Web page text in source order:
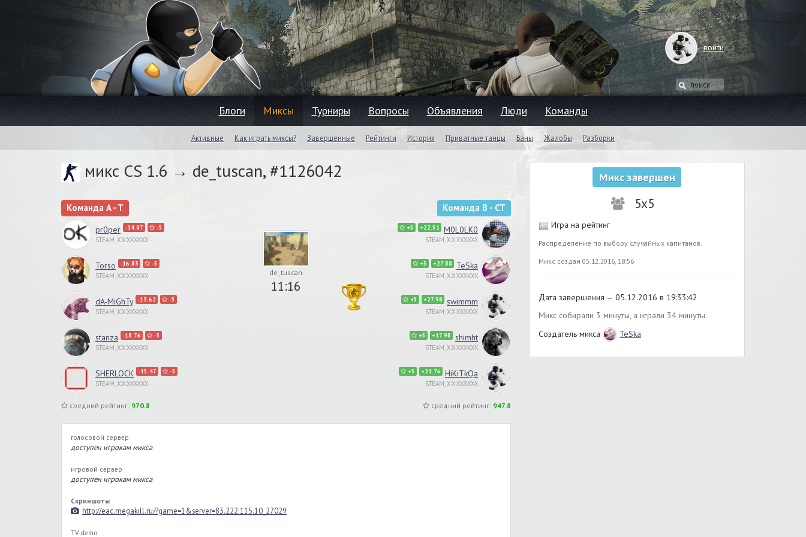
войти
Блоги Миксы Турниры Вопросы Объявления Люди Команды
Активные Как играть миксы? Завершенные Рейтинги История Приватные танцы Баны Жалобы Разборки
микс CS 1.6 → de_tuscan, #1126042
Команда A - T
pr0per -14.07 -5
STEAM_X:X:XXXXXX
Torso -16.83 -5
STEAM_X:X:XXXXXX
dA-MiGhTy -13.62 -5
STEAM_X:X:XXXXXX
stanza -18.76 -5
STEAM_X:X:XXXXXX
SHERLOCK -15.47 -5
STEAM_X:X:XXXXXX
средний рейтинг: 970.8
de_tuscan
11:16
Команда B - CT
+5 +22.51 M0L0LK0
STEAM_X:X:XXXXXX
+5 +27.88 TeSka
STEAM_X:X:XXXXXX
+5 +27.98 swimmm
STEAM_X:X:XXXXXX
+5 +17.98 shimht
STEAM_X:X:XXXXXX
+5 +21.76 HiKiTkQa
STEAM_X:X:XXXXXX
средний рейтинг: 947.8
голосовой сервер
доступен игрокам микса
игровой сервер
доступен игрокам микса
Скриншоты
http://eac.megakill.ru/?game=1&server=83.222.115.10_27029
TV-demo
Микс завершен
5x5
Игра на рейтинг
Распределение по выбору случайных капитанов.
Микс создан 05.12.2016, 18:56
Дата завершения — 05.12.2016 в 19:33:42
Микс собирали 3 минуты, а играли 34 минуты.
Создатель микса
TeSka